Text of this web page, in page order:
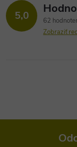
5,0
62
Zobraziť